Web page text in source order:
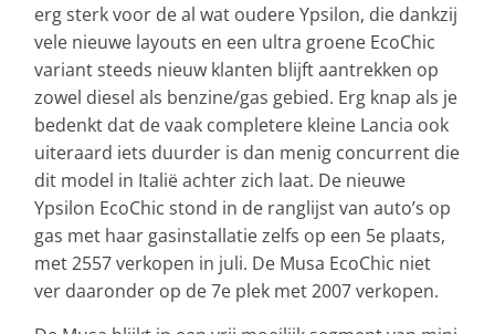
erg sterk voor de al wat oudere Ypsilon, die dankzij
vele nieuwe layouts en een ultra groene EcoChic
variant steeds nieuw klanten blijft aantrekken op
zowel diesel als benzine/gas gebied. Erg knap als je
bedenkt dat de vaak completere kleine Lancia ook
uiteraard iets duurder is dan menig concurrent die
dit model in Italië achter zich laat. De nieuwe
Ypsilon EcoChic stond in de ranglijst van auto’s op
gas met haar gasinstallatie zelfs op een 5e plaats,
met 2557 verkopen in juli. De Musa EcoChic niet
ver daaronder op de 7e plek met 2007 verkopen.